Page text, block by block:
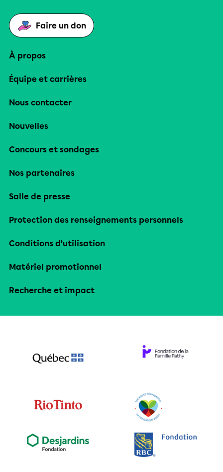
Faire un don
À propos
Équipe et carrières
Nous contacter
Nouvelles
Concours et sondages
Nos partenaires
Salle de presse
Protection des renseignements personnels
Conditions d’utilisation
Matériel promotionnel
Recherche et impact